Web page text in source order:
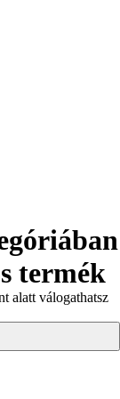
termék
alatt válogathatsz